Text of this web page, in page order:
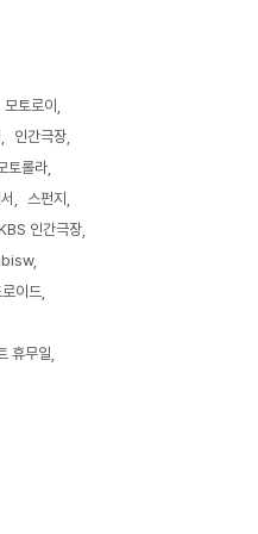
모토로이
인간극장
토롤라
스펀지
인간극장
로이드
휴무일